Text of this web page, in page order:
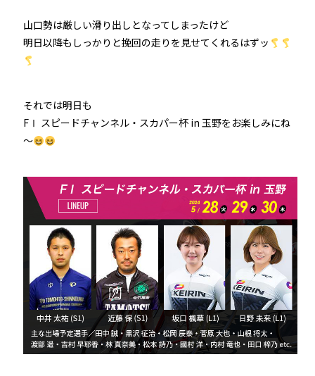
山口勢は厳しい滑り出しとなってしまったけど
明日以降もしっかりと挽回の走りを見せてくれるはずッ
それでは明日も
FⅠ スピードチャンネル・スカパー杯 in 玉野をお楽しみにね
～